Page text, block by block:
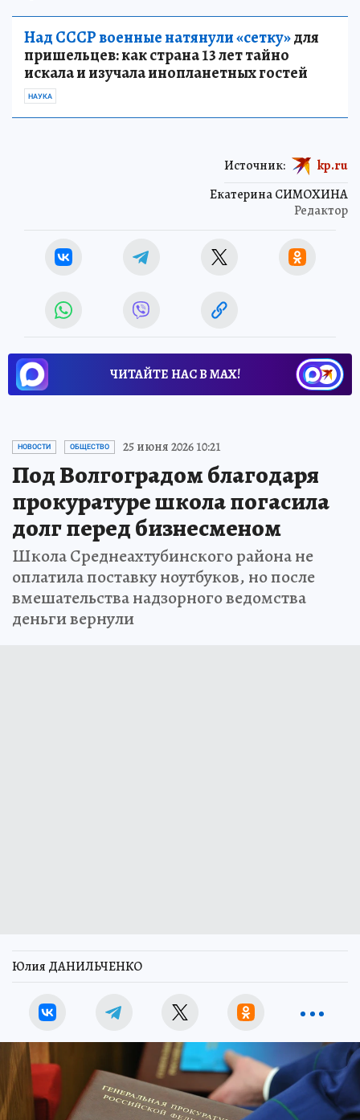
Над СССР военные натянули «сетку»для
пришельцев: как страна 13 лет тайно
искала и изучала инопланетных гостей
НАУКА
Екатерина СИМОХИНА
Редактор
Источник: kp.ru
ЧИТАЙТЕ НАС В МАХ!
НОВОСТИ ОБЩЕСТВО 25 июня 2026 10:21
Под Волгоградом благодаря
прокуратуре школа погасила
долг перед бизнесменом
Школа Среднеахтубинского района не
оплатила поставку ноутбуков, но после
вмешательства надзорного ведомства
деньги вернули
Юлия ДАНИЛЬЧЕНКО